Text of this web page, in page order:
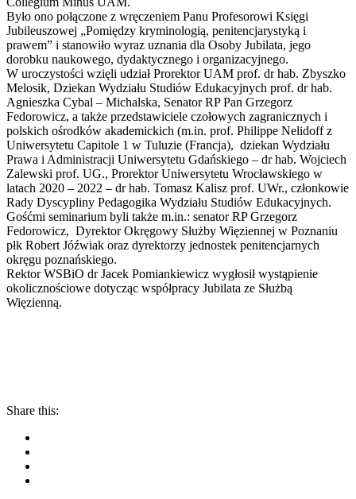
Było ono połączone z wręczeniem Panu Profesorowi Księgi
Jubileuszowej „Pomiędzy kryminologią, penitencjarystyką i
prawem” i stanowiło wyraz uznania dla Osoby Jubilata, jego
dorobku naukowego, dydaktycznego i organizacyjnego.
W uroczystości wzięli udział Prorektor UAM prof. dr hab. Zbyszko
Melosik, Dziekan Wydziału Studiów Edukacyjnych prof. dr hab.
Agnieszka Cybal – Michalska, Senator RP Pan Grzegorz
Fedorowicz, a także przedstawiciele czołowych zagranicznych i
polskich ośrodków akademickich (m.in. prof. Philippe Nelidoff z
Uniwersytetu Capitole 1 w Tuluzie (Francja), dziekan Wydziału
Prawa i Administracji Uniwersytetu Gdańskiego – dr hab. Wojciech
Zalewski prof. UG., Prorektor Uniwersytetu Wrocławskiego w
latach 2020 – 2022 – dr hab. Tomasz Kalisz prof. UWr., członkowie
Rady Dyscypliny Pedagogika Wydziału Studiów Edukacyjnych.
Gośćmi seminarium byli także m.in.: senator RP Grzegorz
Fedorowicz, Dyrektor Okręgowy Służby Więziennej w Poznaniu
płk Robert Jóźwiak oraz dyrektorzy jednostek penitencjarnych
okręgu poznańskiego.
Rektor WSBiO dr Jacek Pomiankiewicz wygłosił wystąpienie
okolicznościowe dotycząc współpracy Jubilata ze Służbą
Więzienną.
Share this: